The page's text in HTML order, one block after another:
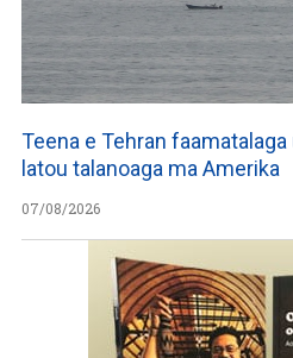
Teena e Tehran faamatalaga
latou talanoaga ma Amerika
07/08/2026